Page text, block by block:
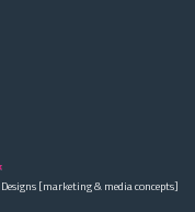
Designs[marketing & media concepts]